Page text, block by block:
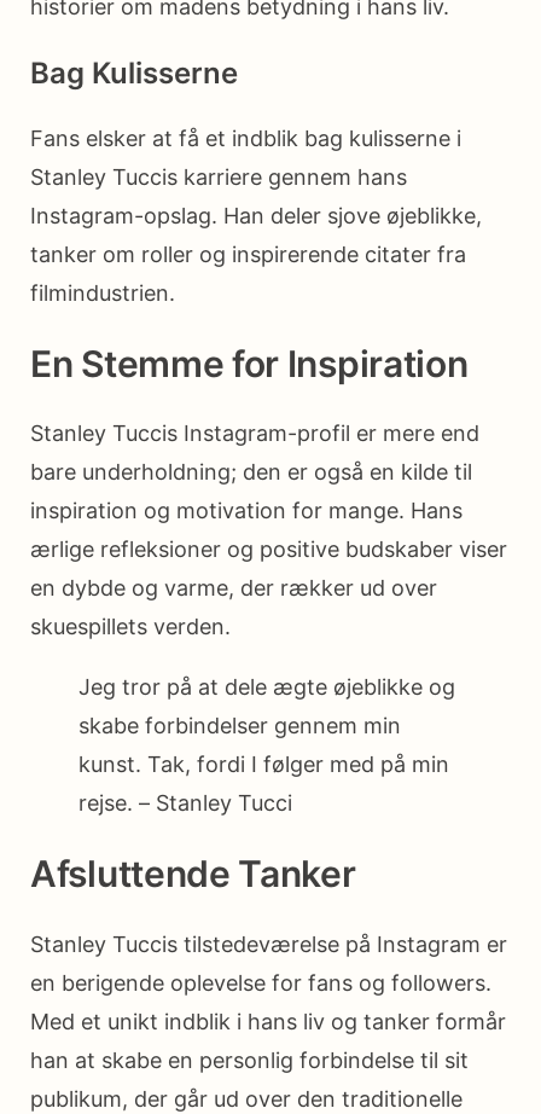
historier om madens betydning i hans liv.
Bag Kulisserne
Fans elsker at få et indblik bag kulisserne i
Stanley Tuccis karriere gennem hans
Instagram-opslag. Han deler sjove øjeblikke,
tanker om roller og inspirerende citater fra
filmindustrien.
En Stemme for Inspiration
Stanley Tuccis Instagram-profil er mere end
bare underholdning; den er også en kilde til
inspiration og motivation for mange. Hans
ærlige refleksioner og positive budskaber viser
en dybde og varme, der rækker ud over
skuespillets verden.
Jeg tror på at dele ægte øjeblikke og
skabe forbindelser gennem min
kunst. Tak, fordi I følger med på min
rejse. – Stanley Tucci
Afsluttende Tanker
Stanley Tuccis tilstedeværelse på Instagram er
en berigende oplevelse for fans og followers.
Med et unikt indblik i hans liv og tanker formår
han at skabe en personlig forbindelse til sit
publikum, der går ud over den traditionelle